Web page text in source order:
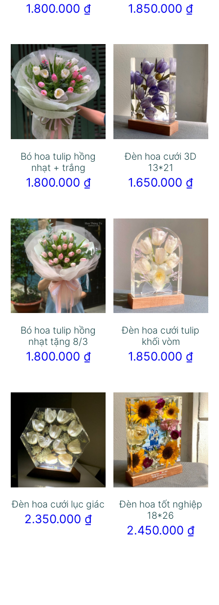
1.800.000 ₫ 1.850.000 ₫
Bó hoa tulip hồng
nhạt + trắng
1.800.000 ₫
Đèn hoa cưới 3D
13*21
1.650.000 ₫
Bó hoa tulip hồng
nhạt tặng 8/3
1.800.000 ₫
Đèn hoa cưới tulip
khối vòm
1.850.000 ₫
Đèn hoa cưới lục giác
2.350.000 ₫
Đèn hoa tốt nghiệp
18*26
2.450.000 ₫